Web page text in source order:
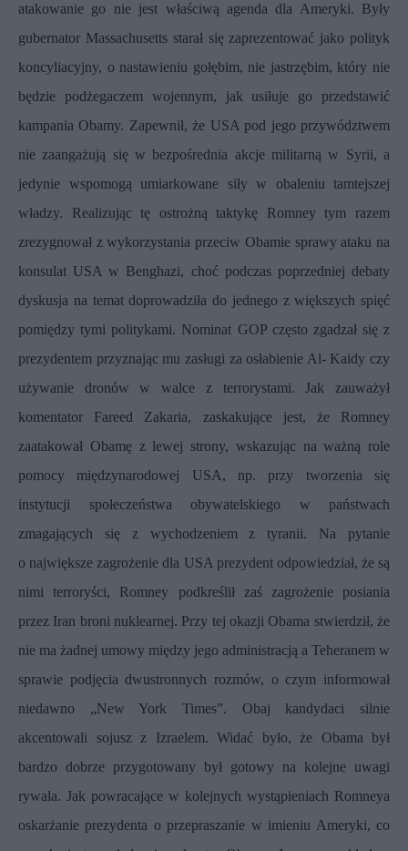
atakowanie go nie jest właściwą agenda dla Ameryki. Były
gubernator Massachusetts starał się zaprezentować jako polityk
koncyliacyjny, o nastawieniu gołębim, nie jastrzębim, który nie
będzie podżegaczem wojennym, jak usiłuje go przedstawić
kampania Obamy. Zapewnił, że USA pod jego przywództwem
nie zaangażują się w bezpośrednia akcje militarną w Syrii, a
jedynie wspomogą umiarkowane siły w obaleniu tamtejszej
władzy. Realizując tę ostrożną taktykę Romney tym razem
zrezygnował z wykorzystania przeciw Obamie sprawy ataku na
konsulat USA w Benghazi, choć podczas poprzedniej debaty
dyskusja na temat doprowadziła do jednego z większych spięć
pomiędzy tymi politykami. Nominat GOP często zgadzał się z
prezydentem przyznając mu zasługi za osłabienie Al- Kaidy czy
używanie dronów w walce z terrorystami. Jak zauważył
komentator Fareed Zakaria, zaskakujące jest, że Romney
zaatakował Obamę z lewej strony, wskazując na ważną role
pomocy międzynarodowej USA, np. przy tworzenia się
instytucji społeczeństwa obywatelskiego w państwach
zmagających się z wychodzeniem z tyranii. Na pytanie
o największe zagrożenie dla USA prezydent odpowiedział, że są
nimi terroryści, Romney podkreślił zaś zagrożenie posiania
przez Iran broni nuklearnej. Przy tej okazji Obama stwierdził, że
nie ma żadnej umowy między jego administracją a Teheranem w
sprawie podjęcia dwustronnych rozmów, o czym informował
niedawno „New York Times”. Obaj kandydaci silnie
akcentowali sojusz z Izraelem. Widać było, że Obama był
bardzo dobrze przygotowany był gotowy na kolejne uwagi
rywala. Jak powracające w kolejnych wystąpieniach Romneya
oskarżanie prezydenta o przepraszanie w imieniu Ameryki, co